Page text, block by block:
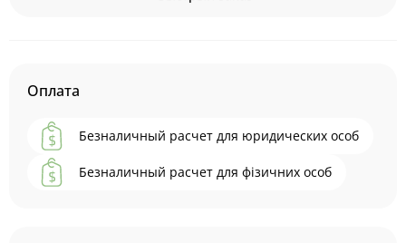
Оплата
Безналичный расчет для юридических особ
Безналичный расчет для фізичних особ